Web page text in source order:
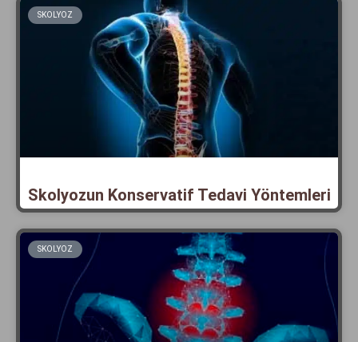
SKOLYOZ
Skolyozun Konservatif Tedavi Yöntemleri
SKOLYOZ